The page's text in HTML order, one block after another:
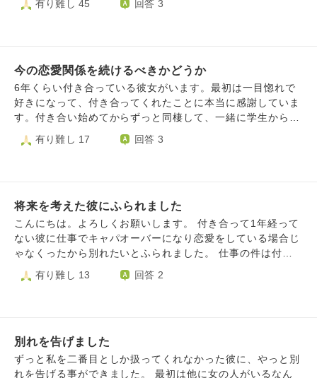
ました。それでも週１は会っていたのですが、体調が悪いと
たりしている中で、息子に「どこに行ってたの！！」と悲痛
に言われました。仕事の時は何も言わないのに、感じるもの
があるのでしょうか。 彼氏は全く悪くないのに、私ばかり
が頑張って、なんで支えてくれないんだろうと思い、その場
た。でも「ゆっくりまた会おう。待ってるから。」と言われ
は別れるつもりなんてなかったのに、そのまま別れてしまい
ました。ずっと優しかったし、まだ会って１ヶ月なのに高級
な素敵なお誕生日プレゼントまで贈ってくれて「ずっと一緒
に歩みたい」と言ってくれていました。なんでその時私黙っ
最後にやっと気持ちを出してくれて「気持ちを話してくれな
いことを伝えましたが、彼は所属の結婚相談所の連絡すら反
応していないようです。メッセージだけでも読んでいるのか
どうかもわかりません。でも断ることもしてこない理由がわ
有り難し 45 回答 3
今の恋愛関係を続けるべきかどうか
6年くらい付き合っている彼女がいます。最初は一目惚れで
好きになって、付き合ってくれたことに本当に感謝していま
す。付き合い始めてからずっと同棲して、一緒に学生から社
会人になって、今まで過ごしてきました。 でも、時間が経
つにつれて好きな気持ちはだんだん薄くなって、今では彼女
た。嫌いなわけでもないのに、なぜか苦しいです。別れるべ
きかどうか、ずっと考えてしまいます。どう選んでも苦しい
です。彼女を傷つけたくありません。 この気持ちは正直に
彼女にも相談しました。彼女は「あなたの意思を尊重する」
か分からず、後悔するような決断はしたくないと思っていま
有り難し 17 回答 3
将来を考えた彼にふられました
こんにちは。よろしくお願いします。 付き合って1年経って
ない彼に仕事でキャパオーバーになり恋愛をしている場合じ
ゃなくったから別れたいとふられました。 仕事の件は付き
合った当初から聞いておりどちらかというと前向きな話とし
て聞いていました。 お互いの将来を見据え同棲や生活する
告げられ、なぜこうなる前に相談してくれなかったのか、無
責任すぎないかという怒りと、あんなに信用できる人なのに
裏切られたような思いで別れには今も納得がいっておりませ
有り難し 13 回答 2
別れを告げました
ずっと私を二番目としか扱ってくれなかった彼に、やっと別
れを告げる事ができました。 最初は他に女の人がいるなん